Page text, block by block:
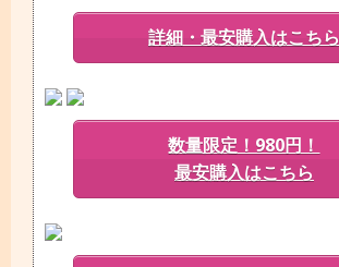
詳細・最安購入はこちら
数量限定！980円！
最安購入はこちら